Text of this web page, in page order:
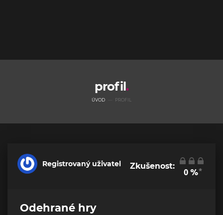
profil
ÚVOD PROFIL
Registrovaný uživatel Zkušenost:
0%*
Odehrané hry